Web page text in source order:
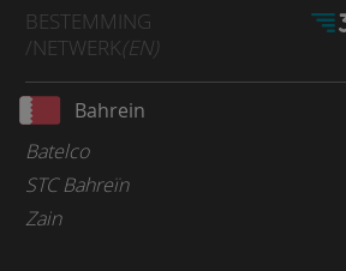
BESTEMMING
/NETWERK(EN)
Bahrein
Batelco
STC Bahreïn
Zain